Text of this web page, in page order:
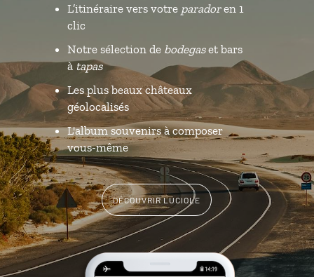
L’itinéraire vers votre paradoren 1
clic
Notre sélection de bodegaset bars
àtapas
Les plus beaux châteaux
géolocalisés
L'album souvenirs à composer
vous-même
DÉCOUVRIR LUCIOLE